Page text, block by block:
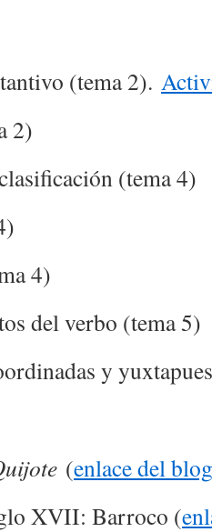
(tema 2).
2)
(tema 4)
4)
del verbo (tema 5)
y
(enlace del blog
XVII: Barroco (